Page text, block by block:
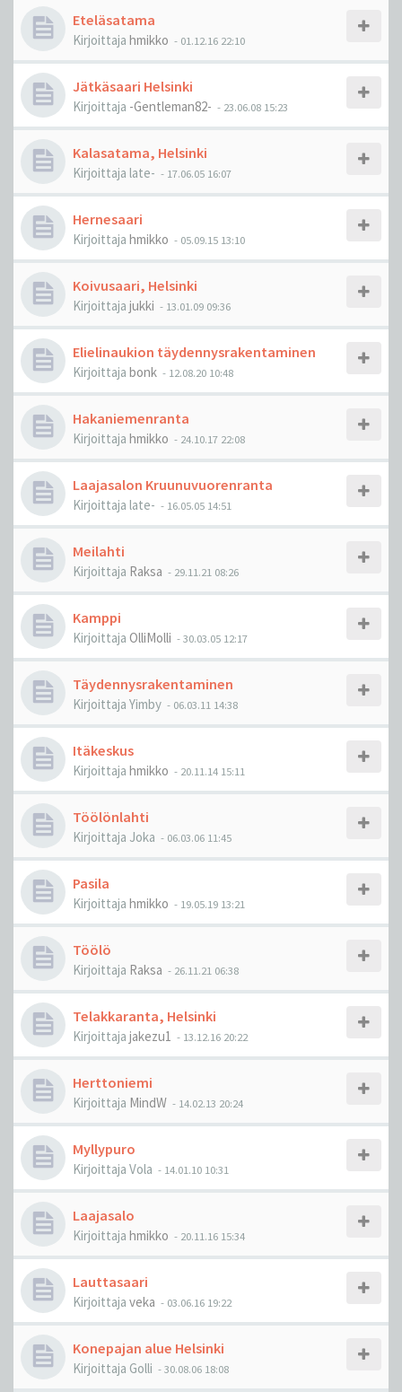
Eteläsatama
Kirjoittaja hmikko - 01.12.16 22:10
Jätkäsaari Helsinki
Kirjoittaja -Gentleman82- - 23.06.08 15:23
Kalasatama, Helsinki
Kirjoittaja late- - 17.06.05 16:07
Hernesaari
Kirjoittaja hmikko - 05.09.15 13:10
Koivusaari, Helsinki
Kirjoittaja jukki - 13.01.09 09:36
Elielinaukion täydennysrakentaminen
Kirjoittaja bonk - 12.08.20 10:48
Hakaniemenranta
Kirjoittaja hmikko - 24.10.17 22:08
Laajasalon Kruunuvuorenranta
Kirjoittaja late- - 16.05.05 14:51
Meilahti
Kirjoittaja Raksa - 29.11.21 08:26
Kamppi
Kirjoittaja OlliMolli -30.03.05 12:17
Täydennysrakentaminen
Kirjoittaja Yimby - 06.03.11 14:38
Itäkeskus
Kirjoittaja hmikko - 20.11.14 15:11
Töölönlahti
Kirjoittaja Joka - 06.03.06 11:45
Pasila
Kirjoittaja hmikko - 19.05.19 13:21
Töölö
Kirjoittaja Raksa - 26.11.21 06:38
Telakkaranta, Helsinki
Kirjoittaja jakezu1 - 13.12.16 20:22
Herttoniemi
Kirjoittaja MindW - 14.02.13 20:24
Myllypuro
Kirjoittaja Vola - 14.01.10 10:31
Laajasalo
Kirjoittaja hmikko - 20.11.16 15:34
Lauttasaari
Kirjoittaja veka - 03.06.16 19:22
Konepajan alue Helsinki
Kirjoittaja Golli -30.08.06 18:08